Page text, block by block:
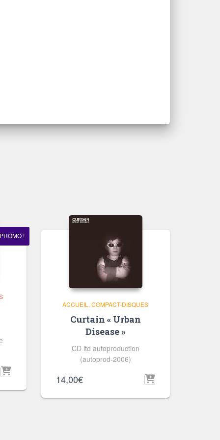
!
ACCUEIL COMPACT-DISQUES
Curtain « Urban
Disease »
CD ltd autoproduction
(autoprod-2006)
14,00€